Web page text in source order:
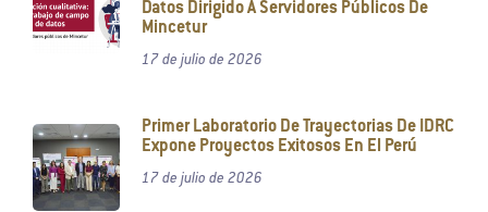
Datos Dirigido A Servidores Públicos De
Mincetur
17 de julio de 2026
Primer Laboratorio De Trayectorias De IDRC
Expone Proyectos Exitosos En El Perú
17 de julio de 2026